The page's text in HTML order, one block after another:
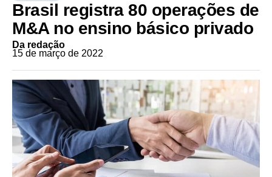
Brasil registra 80 operações de
M&A no ensino básico privado
Da redação
15 de março de 2022